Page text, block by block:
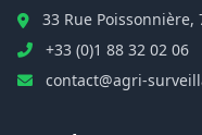
33 Rue Poissonnière,
+33 (0)1 88 32 02 06
contact@agri-